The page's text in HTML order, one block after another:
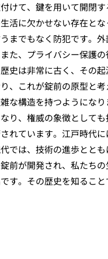
けて、鍵を用いて開閉
活に欠かせない存在と
までもなく防犯です。
た、プライバシー保護
史は非常に古く、その
り、これが錠前の原型と
な構造を持つようにな
り、権威の象徴として
れています。江戸時代
では、技術の進歩とと
前が開発され、私たち
す。その歴史を知るこ